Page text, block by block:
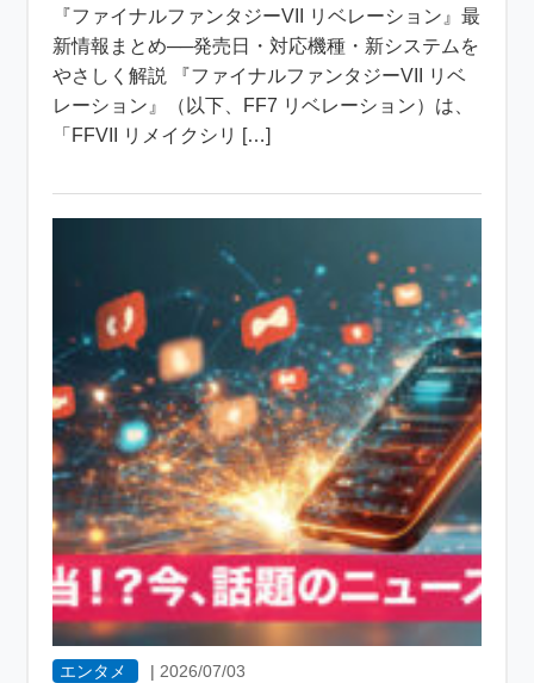
『ファイナルファンタジーVII リベレーション』最
新情報まとめ──発売日・対応機種・新システムを
やさしく解説 『ファイナルファンタジーVII リベ
レーション』（以下、FF7 リベレーション）は、
「FFVII リメイクシリ […]
エンタメ | 2026/07/03